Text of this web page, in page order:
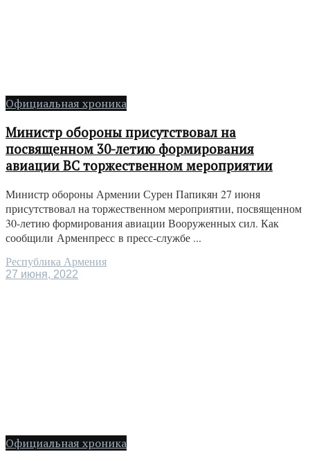
Официальная хроника
Министр обороны присутствовал на
посвященном 30-летию формирования
авиации ВС торжественном мероприятии
Министр обороны Армении Сурен Папикян 27 июня
присутствовал на торжественном мероприятии, посвященном
30-летию формирования авиации Вооруженных сил. Как
сообщили Арменпресс в пресс-службе ...
Республика Армения
27 июня, 2022
Официальная хроника